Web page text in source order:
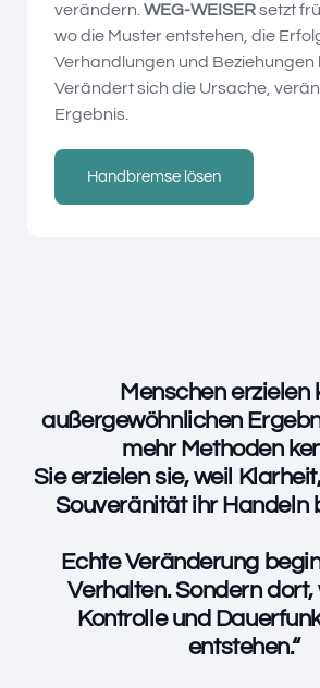
verändern. WEG-WEISERsetzt
wo die Muster entstehen, die
Verhandlungen und Beziehungen
Verändert sich die Ursache,
Ergebnis.
Handbremse lösen
Menschen erzielen
außergewöhnlichen
mehr Methoden
Sie erzielen sie, weil
Souveränität ihr Handeln
Echte Veränderung
Verhalten. Sondern dort,
Kontrolle und
entstehen.“